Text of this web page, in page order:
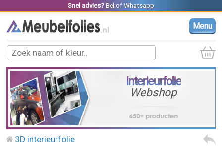
Snel advies? Belof Whatsapp
Menu
Interieurfolie
Webshop
3D interieurfolie